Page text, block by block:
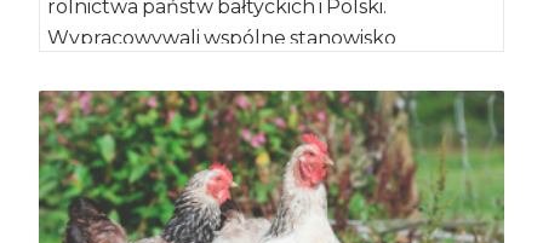
rolnictwa państw bałtyckich i Polski.
Wypracowywali wspólne stanowisko
spożywczego […]